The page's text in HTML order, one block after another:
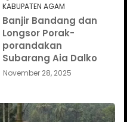
KABUPATEN AGAM
Banjir Bandang dan
Longsor Porak-
porandakan
Subarang Aia Dalko
November 28, 2025